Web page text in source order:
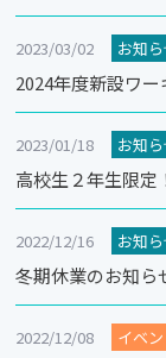
2023/03/02 お知
2024年度新設ワ
2023/01/18 お知
高校生２年生限定
2022/12/16 お知
冬期休業のお知ら
2022/12/08 イベン